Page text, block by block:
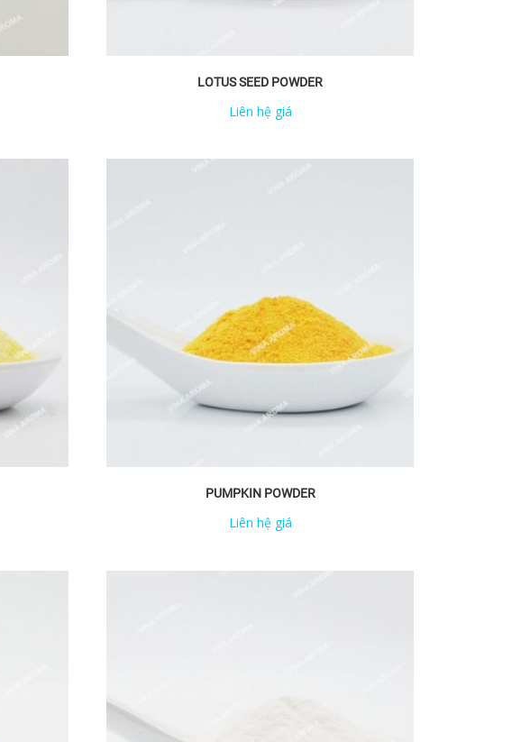
LOTUS SEED POWDER
Liên hệ giá
PUMPKIN POWDER
Liên hệ giá